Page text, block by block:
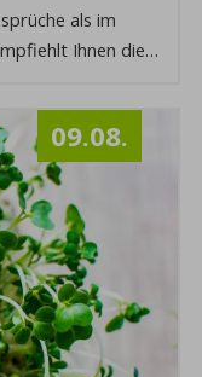
als im
Ihnen die
09.08.